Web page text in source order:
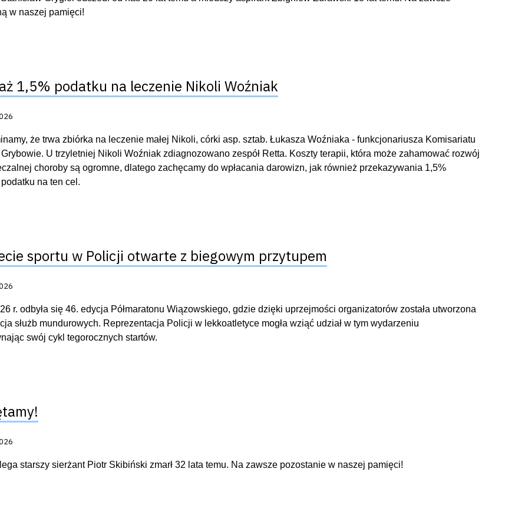
w naszej pamięci!
1,5% podatku na leczenie Nikoli Woźniak
że trwa zbiórka na leczenie małej Nikoli, córki asp. sztab. Łukasza Woźniaka - funkcjonariusza Komisariatu
U trzyletniej Nikoli Woźniak zdiagnozowano zespół Retta. Koszty terapii, która może zahamować rozwój
choroby są ogromne, dlatego zachęcamy do wpłacania darowizn, jak również przekazywania 1,5%
na ten cel.
sportu w Policji otwarte z biegowym przytupem
r. odbyła się 46. edycja Półmaratonu Wiązowskiego, gdzie dzięki uprzejmości organizatorów została utworzona
służb mundurowych. Reprezentacja Policji w lekkoatletyce mogła wziąć udział w tym wydarzeniu
swój cykl tegorocznych startów.
starszy sierżant Piotr Skibiński zmarł 32 lata temu. Na zawsze pozostanie w naszej pamięci!